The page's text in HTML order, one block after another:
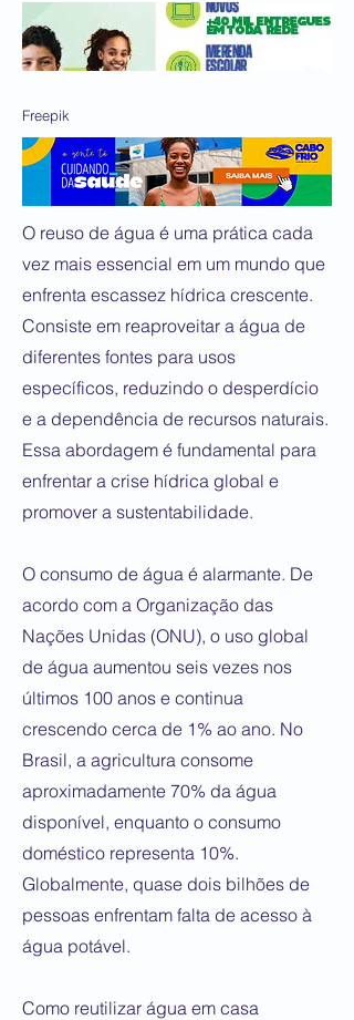
Freepik
O reuso de água é uma prática cada
vez mais essencial em um mundo que
enfrenta escassez hídrica crescente.
Consiste em reaproveitar a água de
diferentes fontes para usos
específicos, reduzindo o desperdício
e a dependência de recursos naturais.
Essa abordagem é fundamental para
enfrentar a crise hídrica global e
promover a sustentabilidade.
O consumo de água é alarmante. De
acordo com a Organização das
Nações Unidas (ONU), o uso global
de água aumentou seis vezes nos
últimos 100 anos e continua
crescendo cerca de 1% ao ano. No
Brasil, a agricultura consome
aproximadamente 70% da água
disponível, enquanto o consumo
doméstico representa 10%.
Globalmente, quase dois bilhões de
pessoas enfrentam falta de acesso à
água potável.
Como reutilizar água em casa